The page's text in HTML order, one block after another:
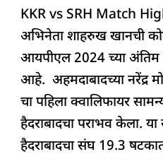
c
e
b
o
o
k
at
s
A
p
p
k
e
dI
n
re
a
d
s
KKR vs SRH Match
अभिनेता शाहरुख खानची
आयपीएल 2024 च्या अंतिम
आहे. अहमदाबादच्या नरेंद्र
चा पहिला क्वालिफायर
हैदराबादचा पराभव केला.
हैदराबादचा संघ 19.3